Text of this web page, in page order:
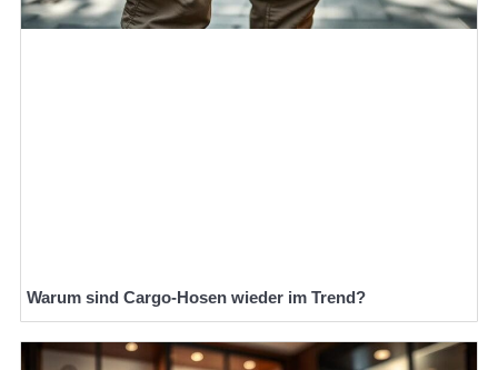
Warum sind Cargo-Hosen wieder im Trend?